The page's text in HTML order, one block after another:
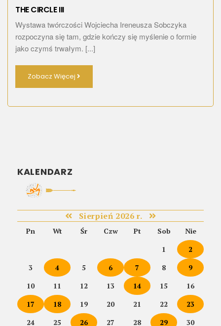
THE CIRCLE III
Wystawa twórczości Wojciecha Ireneusza Sobczyka
rozpoczyna się tam, gdzie kończy się myślenie o formie
jako czymś trwałym. [...]
Zobacz Więcej
KALENDARZ
Sierpień 2026 r.
Pn Wt Śr Czw Pt Sob
Nie
1
2
3
4 5 6 7 8
9
10
11 12 13 14 15
16
17
18 19 20 21 22
23
24
25 26 27 28 29 30